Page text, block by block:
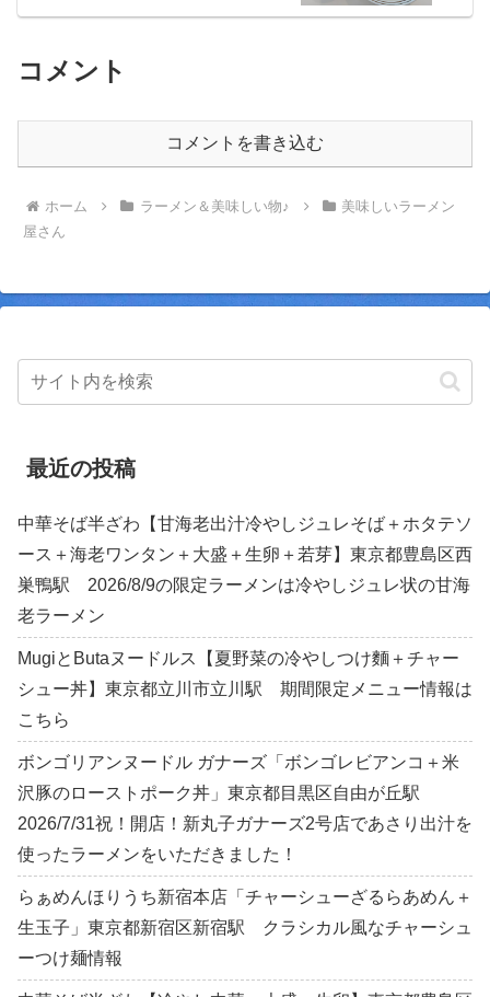
は大きな海老マヨが印象的。美味しい限
コメント
コメントを書き込む
ホーム ラーメン＆美味しい物♪
美味しいラーメン
屋さん
最近の投稿
中華そば半ざわ【甘海老出汁冷やしジュレそば＋ホタテソ
ース＋海老ワンタン＋大盛＋生卵＋若芽】東京都豊島区西
巣鴨駅 2026/8/9の限定ラーメンは冷やしジュレ状の甘海
老ラーメン
MugiとButaヌードルス【夏野菜の冷やしつけ麵＋チャー
シュー丼】東京都立川市立川駅 期間限定メニュー情報は
こちら
ボンゴリアンヌードル ガナーズ「ボンゴレビアンコ＋米
沢豚のローストポーク丼」東京都目黒区自由が丘駅
2026/7/31祝！開店！新丸子ガナーズ2号店であさり出汁を
使ったラーメンをいただきました！
らぁめんほりうち新宿本店「チャーシューざるらあめん＋
生玉子」東京都新宿区新宿駅 クラシカル風なチャーシュ
ーつけ麺情報